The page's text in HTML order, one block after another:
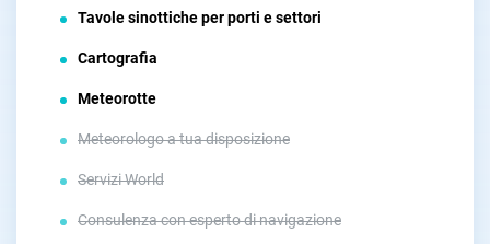
Tavole sinottiche per porti e settori
Cartografia
Meteorotte
Meteorologo a tua disposizione
Servizi World
Consulenza con esperto di navigazione